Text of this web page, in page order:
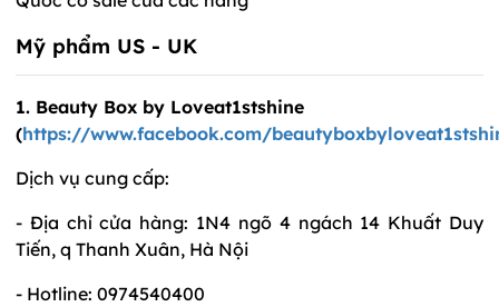
Mỹ phẩm US - UK
1. Beauty Box by Loveat1stshine
(https://www.facebook.com/
Dịch vụ cung cấp:
- Địa chỉ cửa hàng: 1N4 ngõ 4 ngách 14 Khuất Duy
Tiến, q Thanh Xuân, Hà Nội
- Hotline: 0974540400